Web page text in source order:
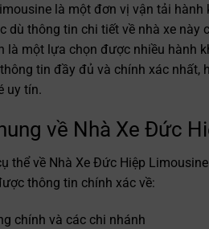
là một đơn vị vận tải
dù thông tin chi tiết về nhà xe
là một lựa chọn được nhiều hành
tin đầy đủ và chính xác nhất,
uy tín.
về Nhà Xe Đức
thể về Nhà Xe Đức Hiệp
thông tin chính xác về:
chính và các chi nhánh